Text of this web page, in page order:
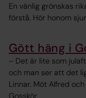
En vänlig grönskas
förstå. Hör honom
Gött häng i
– Det är lite som
och man ser att det
Linnar. Möt Alfred